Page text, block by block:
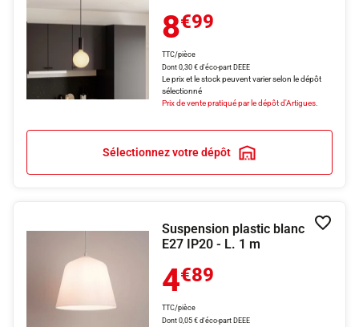
8€99
TTC/pièce
Dont 0,30 € d'éco-part DEEE
Le prix et le stock peuvent varier selon le dépôt
sélectionné
Prix de vente pratiqué par le dépôt d'Artigues.
Sélectionnez votre dépôt
Suspension plastic blanc
E27 IP20 - L. 1 m
4€89
TTC/pièce
Dont 0,05 € d'éco-part DEEE